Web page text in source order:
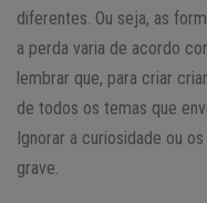
diferentes. Ou seja, as
a perda varia de acordo
lembrar que, para criar
de todos os temas que
Ignorar a curiosidade ou
grave.